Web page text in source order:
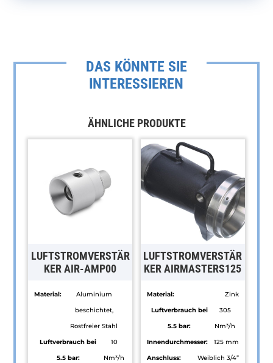
DAS KÖNNTE SIE
INTERESSIEREN
ÄHNLICHE PRODUKTE
LUFTSTROMVERSTÄR
KER AIR-AMP00
Material:
Aluminium
beschichtet,
Rostfreier Stahl
Luftverbrauch bei
5.5 bar:
10
Nm³/h
LUFTSTROMVERSTÄR
KER AIRMASTERS125
Material:
Zink
Luftverbrauch bei
5.5 bar:
305
Nm³/h
Innendurchmesser:
125 mm
Anschluss:
Weiblich 3/4”